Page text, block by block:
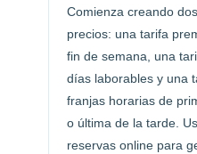
Comienza creando
precios: una tarifa
fin de semana, una
días laborables y una
franjas horarias de
o última de la tarde.
reservas online para